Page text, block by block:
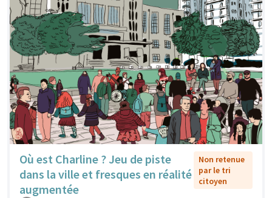
Où est Charline ? Jeu de piste
dans la ville et fresques en réalité
augmentée
Non retenue
par le tri
citoyen